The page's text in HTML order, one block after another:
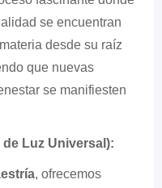
se encuentran
desde su raíz
que nuevas
se manifiesten
de Luz Universal):
, ofrecemos